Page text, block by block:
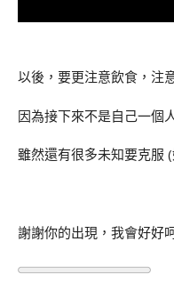
以後，要更注意飲食，注
因為接下來不是自己一個
雖然還有很多未知要克服
謝謝你的出現，我會好好